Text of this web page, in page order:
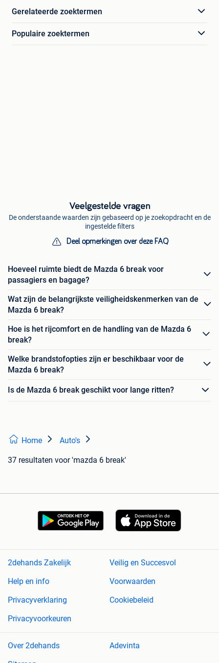
Gerelateerde zoektermen
Populaire zoektermen
Veelgestelde vragen
De onderstaande waarden zijn gebaseerd op je zoekopdracht en de
ingestelde filters
Deel opmerkingen over deze FAQ
Hoeveel ruimte biedt de Mazda 6 break voor
passagiers en bagage?
Wat zijn de belangrijkste veiligheidskenmerken van de
Mazda 6 break?
Hoe is het rijcomfort en de handling van de Mazda 6
break?
Welke brandstofopties zijn er beschikbaar voor de
Mazda 6 break?
Is de Mazda 6 break geschikt voor lange ritten?
Home Auto's
37 resultaten voor 'mazda 6 break'
2dehands Zakelijk
Veilig en Succesvol
Help en info
Voorwaarden
Privacyverklaring
Cookiebeleid
Privacyvoorkeuren
Over 2dehands
Adevinta